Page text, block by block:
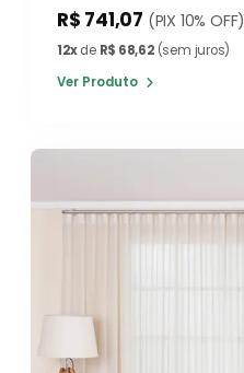
R$ 741,07 (PIX 10% OFF)
12xde R$ 68,62(sem juros)
Ver Produto